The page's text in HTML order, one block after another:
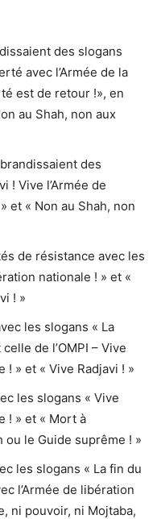
des slogans
avec l’Armée de la
est de retour !», en
au Shah, non aux
des
! Vive l’Armée de
et « Non au Shah, non
de résistance avec les
nationale ! » et «
! »
les slogans « La
de l’OMPI – Vive
! » et « Vive Radjavi ! »
les slogans « Vive
! » et « Mort à
ou le Guide suprême ! »
les slogans « La fin du
l’Armée de libération
ni pouvoir, ni Mojtaba,